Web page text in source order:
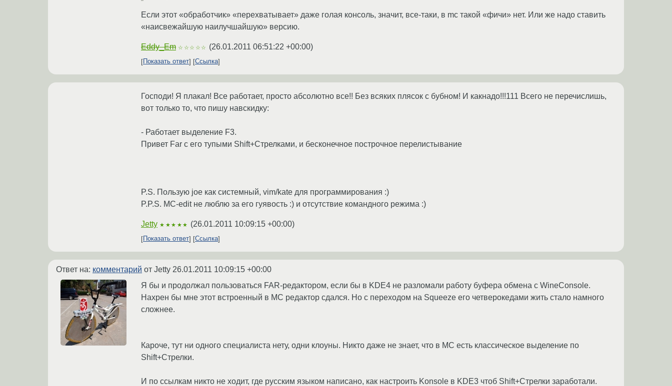
Если этот «обработчик» «перехватывает» даже голая консоль, значит, все-таки, в mc такой «фичи» нет. Или же надо ставить
«наисвежайшую наилучшайшую» версию.
Eddy_Em ☆☆☆☆☆ (26.01.2011 06:51:22 +00:00)
Показать ответ Ссылка
Господи! Я плакал! Все работает, просто абсолютно все!! Без всяких плясок с бубном! И какнадо!!!111 Всего не перечислишь,
вот только то, что пишу навскидку:
- Работает выделение F3.
Привет Far с его тупыми Shift+Стрелками, и бесконечное построчное перелистывание
P.S. Пользую joe как системный, vim/kate для программирования :)
P.P.S. MC-edit не люблю за его гуявость :) и отсутствие командного режима :)
Jetty ★★★★★ (26.01.2011 10:09:15 +00:00)
Показать ответ Ссылка
Ответ на: комментарий от Jetty 26.01.2011 10:09:15 +00:00
Я бы и продолжал пользоваться FAR-редактором, если бы в KDE4 не разломали работу буфера обмена с WineConsole.
Нахрен бы мне этот встроенный в MC редактор сдался. Но с переходом на Squeeze его четверокедами жить стало намного
сложнее.
Кароче, тут ни одного специалиста нету, одни клоуны. Никто даже не знает, что в MC есть классическое выделение по
Shift+Стрелки.
И по ссылкам никто не ходит, где русским языком написано, как настроить Konsole в KDE3 чтоб Shift+Стрелки заработали.